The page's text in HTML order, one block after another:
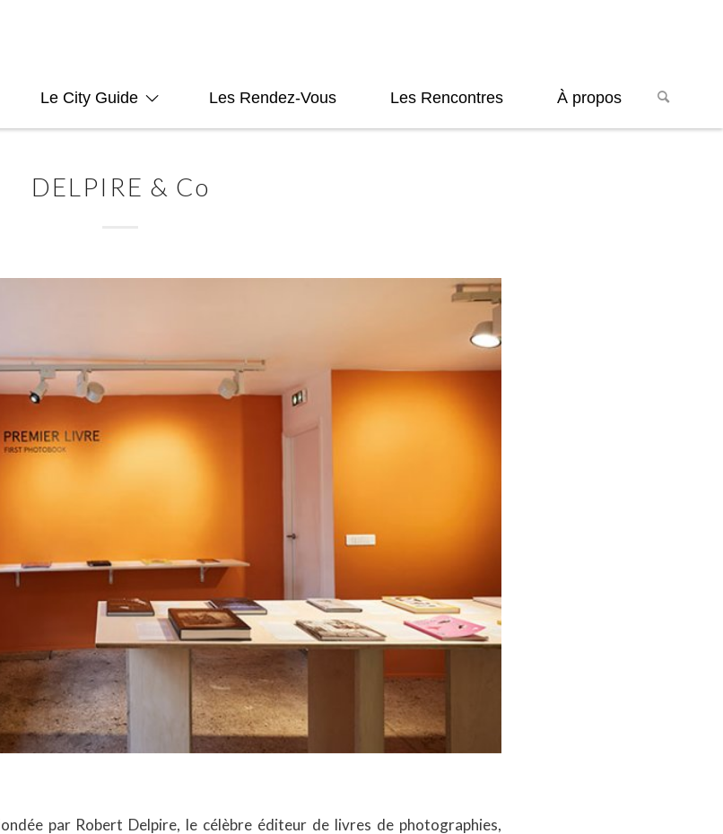
Le City Guide Les Rendez-Vous Les Rencontres À propos
DELPIRE & Co
par Robert Delpire, le célèbre éditeur de livres de photographies,